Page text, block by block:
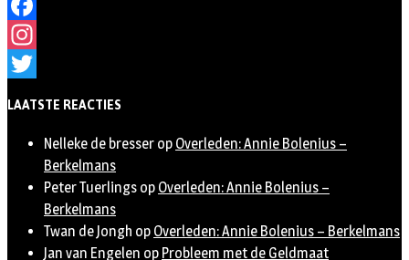
Facebook
Instagram
LAATSTE REACTIES
Nelleke de bresser op Overleden: Annie Bolenius –
Berkelmans
Peter Tuerlings op Overleden: Annie Bolenius –
Berkelmans
Twan de Jongh op Overleden: Annie Bolenius – Berkelmans
Jan van Engelen op Probleem met de Geldmaat